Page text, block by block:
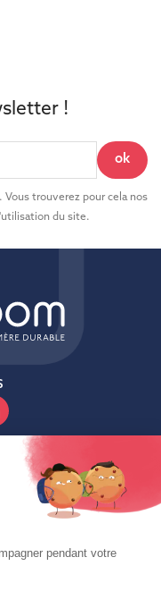
!
trouverez pour cela nos
du site.
